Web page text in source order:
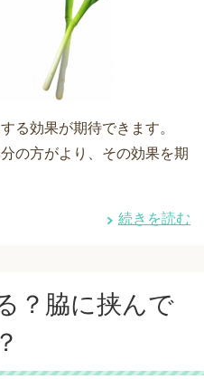
る効果が期待できます。
の方がより、その効果を期
続きを読む
？脇に挟んで